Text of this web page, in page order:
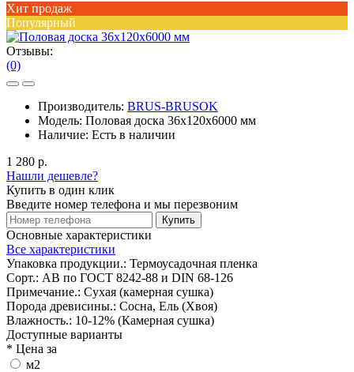
Хит продаж
Популярный
Отзывы:
(0)
Производитель: BRUS-BRUSOK
Модель: Половая доска 36х120х6000 мм
Наличие: Есть в наличии
1 280 р.
Нашли дешевле?
Купить в один клик
Введите номер телефона и мы перезвоним
Купить
Основные характеристики
Все характеристики
Упаковка продукции.: Термоусадочная пленка
Сорт.: АВ по ГОСТ 8242-88 и DIN 68-126
Примечание.: Сухая (камерная сушка)
Порода древисины.: Сосна, Ель (Хвоя)
Влажность.: 10-12% (Камерная сушка)
Доступные варианты
* Цена за
м2